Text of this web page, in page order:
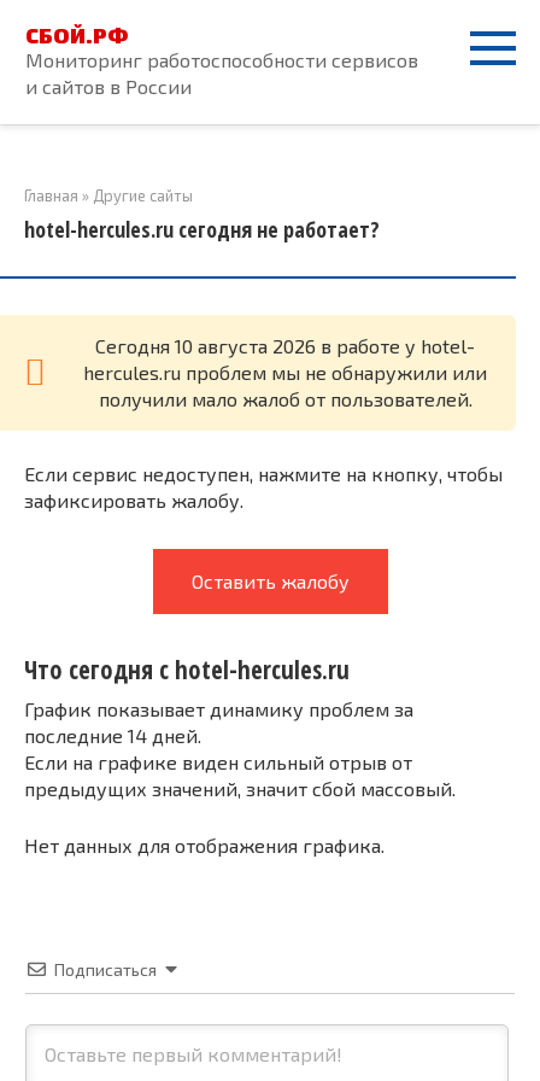
контенту
СБОЙ.РФ
Мониторинг работоспособности сервисов
и сайтов в России
Главная » Другие сайты
hotel-hercules.ru сегодня не работает?
Cегодня 10 августа 2026 в работе у hotel-
hercules.ru проблем мы не обнаружили или
получили мало жалоб от пользователей.
Если сервис недоступен, нажмите на кнопку, чтобы
зафиксировать жалобу.
Оставить жалобу
Что сегодня с hotel-hercules.ru
График показывает динамику проблем за
последние 14 дней.
Если на графике виден сильный отрыв от
предыдущих значений, значит сбой массовый.
Нет данных для отображения графика.
Подписаться